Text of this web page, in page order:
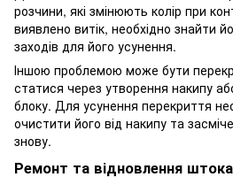
розчини, які змінюють колір при
виявлено витік, необхідно знайти
заходів для його усунення.
Іншою проблемою може бути
статися через утворення накипу
блоку. Для усунення перекриття
очистити його від накипу та
знову.
Ремонт та відновлення штока